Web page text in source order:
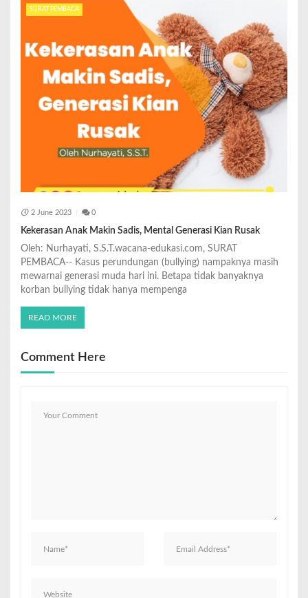
SURAT PEMBACA
2 June 2023 0
Kekerasan Anak Makin Sadis, Mental Generasi Kian Rusak
Oleh: Nurhayati, S.S.T.wacana-edukasi.com, SURAT
PEMBACA-- Kasus perundungan (bullying) nampaknya masih
mewarnai generasi muda hari ini. Betapa tidak banyaknya
korban bullying tidak hanya mempenga
READ MORE
Comment Here